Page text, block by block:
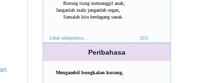
Burung tiung memanggil anak;
Janganlah malu janganlah segan,
Samalah kita berdagang sanak.
Lihat selanjutnya... (23)
Peribahasa
Mengambil bungkalan kurang.